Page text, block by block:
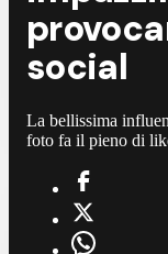
social
La bellissima
foto fa il pieno di